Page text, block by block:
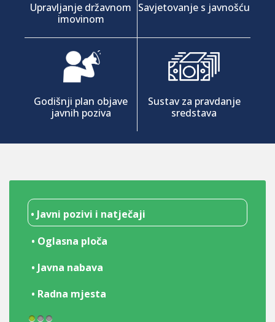
Upravljanje državnom
imovinom
Savjetovanje s javnošću
Godišnji plan objave
javnih poziva
Sustav za pravdanje
sredstava
• Javni pozivi i natječaji
• Oglasna ploča
• Javna nabava
• Radna mjesta